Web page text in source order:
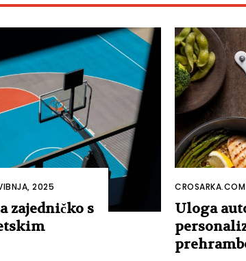
2025
zajedničko s
CROSARKA.COM
Uloga